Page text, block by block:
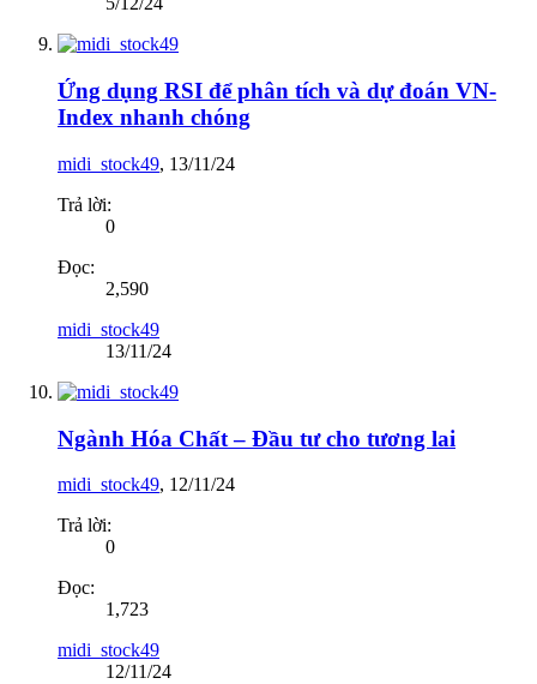
Ứng dụng RSI để phân tích và dự đoán VN-
Index nhanh chóng
midi_stock49, 13/11/24
Trả lời:
0
Đọc:
2,590
midi_stock49
13/11/24
Ngành Hóa Chất – Đầu tư cho tương lai
midi_stock49, 12/11/24
Trả lời:
0
Đọc:
1,723
midi_stock49
12/11/24